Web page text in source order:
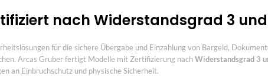
nach Widerstandsgrad 3 und 4
für die sichere Übergabe und Einzahlung von Bargeld,
Arcas Gruber fertigt Modelle mit Zertifizierung nachWiderstandsgrad 3
an Einbruchschutz und physische Sicherheit.